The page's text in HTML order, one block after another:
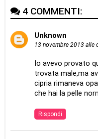
4 COMMENTI:
Unknown
13 novembre 2013 alle
Io avevo provato
trovata male,ma
cipria rimaneva
che hai la pelle
Rispondi